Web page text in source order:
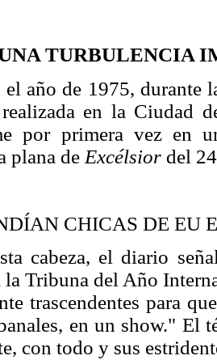
TURBULENCIA
el año de 1975, durante
en la Ciudad
por primera vez en
plana de Excélsior del
CHICAS DE EU
cabeza, el diario
Tribuna del Año
trascendentes para
en un show." El
con todo y sus